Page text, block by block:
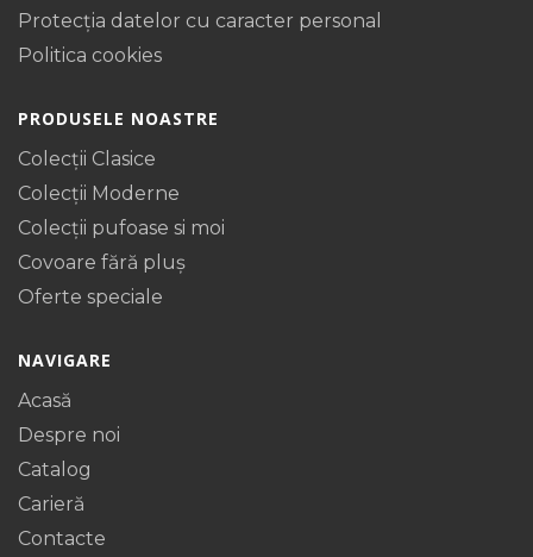
Protecţia datelor cu caracter personal
Politica cookies
PRODUSELE NOASTRE
Colecții Clasice
Colecții Moderne
Colecții pufoase si moi
Covoare fără pluș
Oferte speciale
NAVIGARE
Acasă
Despre noi
Catalog
Carieră
Contacte